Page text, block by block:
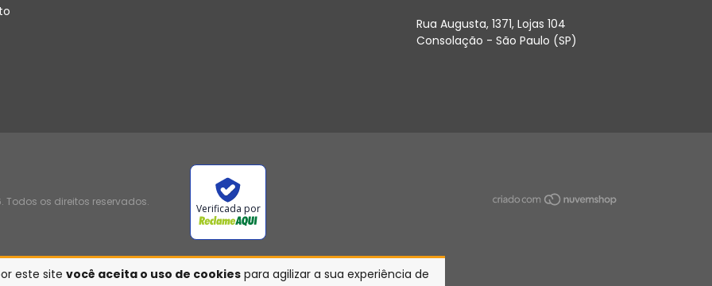
este site você aceita o uso de cookies para agilizar a sua experiência de
Rua Augusta, 1371, Lojas 104
Consolação - São Paulo (SP)
Todos os direitos reservados.
Verificada por